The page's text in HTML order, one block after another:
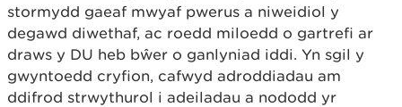
stormydd gaeaf mwyaf pwerus a niweidiol y
degawd diwethaf, ac roedd miloedd o gartrefi ar
draws y DU heb bŵer o ganlyniad iddi. Yn sgil y
gwyntoedd cryfion, cafwyd adroddiadau am
ddifrod strwythurol i adeiladau a nododd yr